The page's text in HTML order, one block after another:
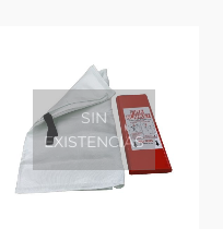
SIN
EXISTENCIAS